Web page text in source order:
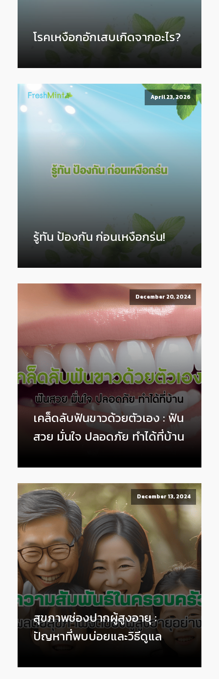
โรคเหงือกอักเสบเกิดจากอะไร?
April 23, 2026
รู้ทัน ป้องกัน ก่อนเหงือกร่น!
December 20, 2024
เคล็ดลับฟันขาวด้วยตัวเอง : ฟัน
สวย มั่นใจ ปลอดภัย ทำได้ที่บ้าน
December 13, 2024
สุขภาพช่องปากผู้สูงอายุ :
ปัญหาที่พบบ่อยและวิธีดูแล